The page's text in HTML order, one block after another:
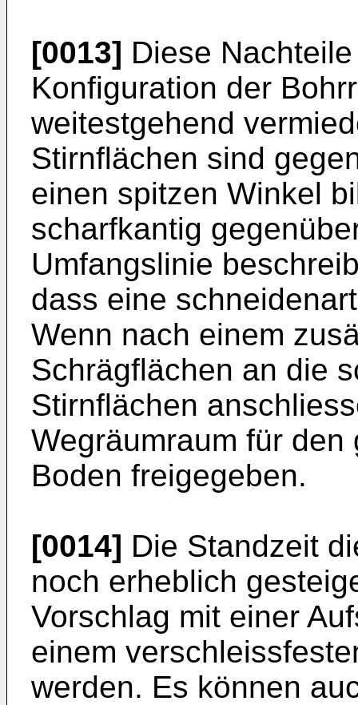
[0013] Diese
Konfiguration der
weitestgehend
Stirnflächen sind
einen spitzen Winkel
scharfkantig
Umfangslinie
dass eine
Wenn nach einem
Schrägflächen an die
Stirnflächen
Wegräumraum für
Boden freigegeben.
[0014] Die Standzeit
noch erheblich
Vorschlag mit einer
einem
werden. Es können